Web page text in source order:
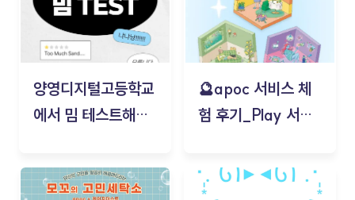
양영디지털고등학교
에서 밈 테스트해보
🔮apoc 서비스 체
험 후기_Play 서비
김태현